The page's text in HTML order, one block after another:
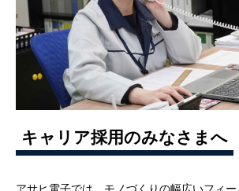
キャリア採用のみなさまへ